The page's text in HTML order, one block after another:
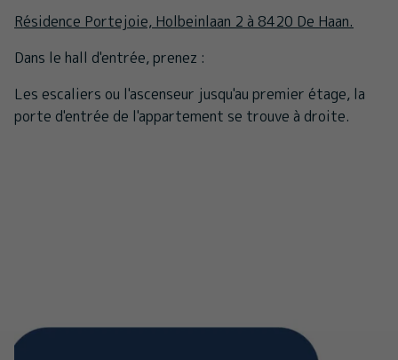
Résidence Portejoie, Holbeinlaan 2 à 8420 De Haan.
Dans le hall d'entrée, prenez :
Les escaliers ou l'ascenseur jusqu'au premier étage, la
porte d'entrée de l'appartement se trouve à droite.